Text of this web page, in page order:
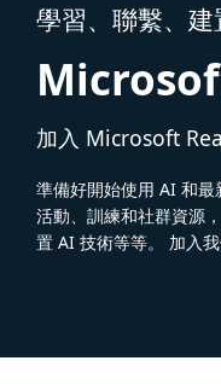
學習、聯繫、建
加入 Microsoft
準備好開始使用 AI 和
活動、訓練和社群資源
置 AI 技術等等。 加入我